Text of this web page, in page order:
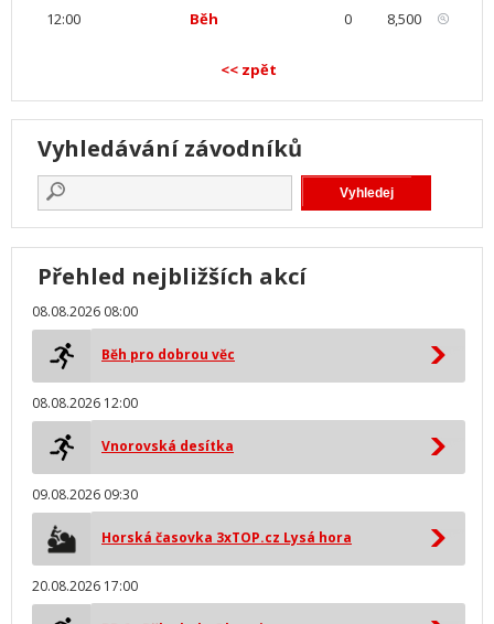
12:00
Běh 0 8,500
<< zpět
Vyhledávání závodníků
Přehled nejbližších akcí
08.08.2026 08:00
Běh pro dobrou věc
08.08.2026 12:00
Vnorovská desítka
09.08.2026 09:30
Horská časovka 3xTOP.cz Lysá hora
20.08.2026 17:00